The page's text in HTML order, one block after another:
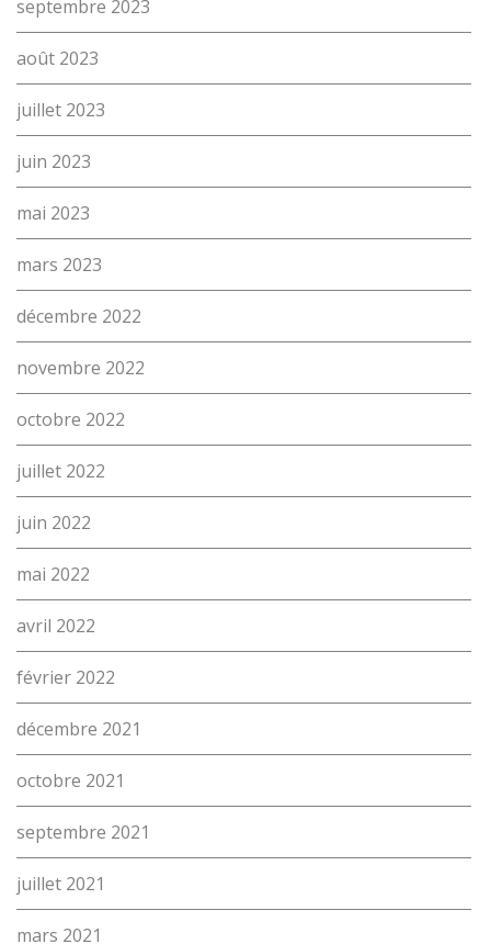
L’école
Formations
Métiers
Actualités
Contact
Emploi
proFonds
Portes ouvertes 2026
Cours interentreprises
Tests d’aptitudes
Accès et plan de l’école
Liens utiles
Recherche
(Par exemple: un métier ou une formation)
septembre 2023
août 2023
juillet 2023
juin 2023
mai 2023
mars 2023
décembre 2022
novembre 2022
octobre 2022
juillet 2022
juin 2022
mai 2022
avril 2022
février 2022
décembre 2021
octobre 2021
septembre 2021
juillet 2021
mars 2021